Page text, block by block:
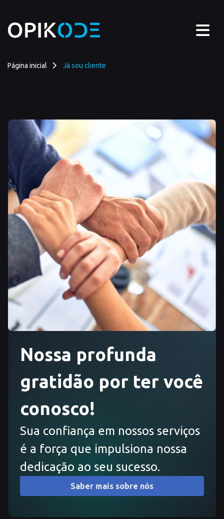
Página inicial Já sou cliente
Nossa profunda
gratidão por ter você
conosco!
Sua confiança em nossos serviços
é a força que impulsiona nossa
dedicação ao seu sucesso.
Saber mais sobre nós